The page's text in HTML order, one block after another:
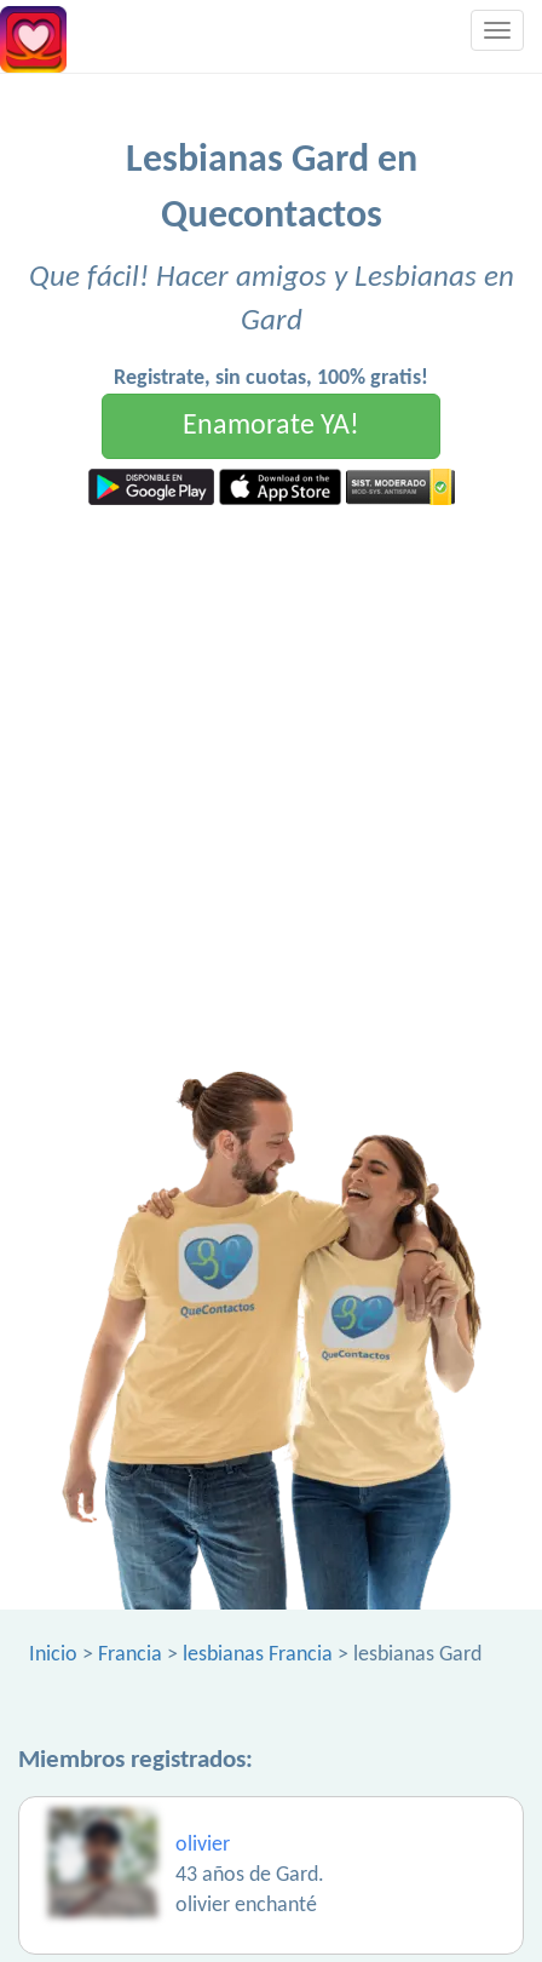
Lesbianas Gard en
Quecontactos
Que fácil! Hacer amigos y Lesbianas en
Gard
Registrate, sin cuotas, 100% gratis!
Enamorate YA!
Inicio > Francia > lesbianas Francia > lesbianas Gard
Miembros registrados:
olivier
43 años de Gard.
olivier enchanté